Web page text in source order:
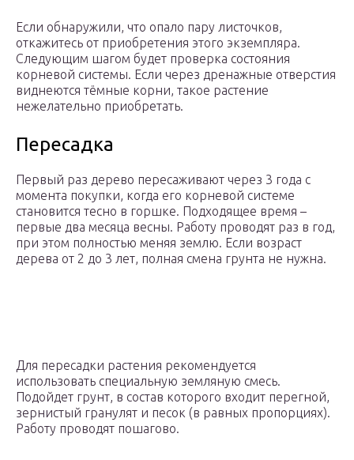
Если обнаружили, что опало пару листочков,
откажитесь от приобретения этого экземпляра.
Следующим шагом будет проверка состояния
корневой системы. Если через дренажные отверстия
виднеются тёмные корни, такое растение
нежелательно приобретать.
Пересадка
Первый раз дерево пересаживают через 3 года с
момента покупки, когда его корневой системе
становится тесно в горшке. Подходящее время –
первые два месяца весны. Работу проводят раз в год,
при этом полностью меняя землю. Если возраст
дерева от 2 до 3 лет, полная смена грунта не нужна.
Для пересадки растения рекомендуется
использовать специальную земляную смесь.
Подойдет грунт, в состав которого входит перегной,
зернистый гранулят и песок (в равных пропорциях).
Работу проводят пошагово.